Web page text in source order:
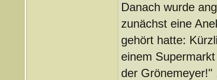
Danach wurde
zunächst eine
gehört hatte:
einem
der Grönemeyer!"